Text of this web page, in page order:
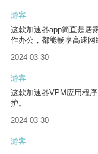
游客
这款加速器app简直是居
作办公，都能畅享高速网
2024-03-30
游客
这款加速器VPM应用程
护。
2024-03-30
游客